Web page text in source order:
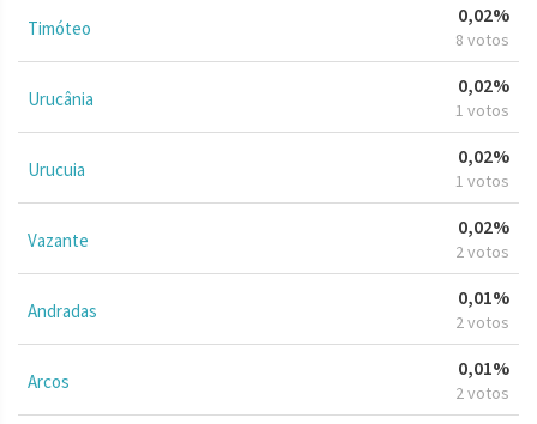
Timóteo
0,02%
8 votos
Urucânia
0,02%
1 votos
Urucuia
0,02%
1 votos
Vazante
0,02%
2 votos
Andradas
0,01%
2 votos
Arcos
0,01%
2 votos